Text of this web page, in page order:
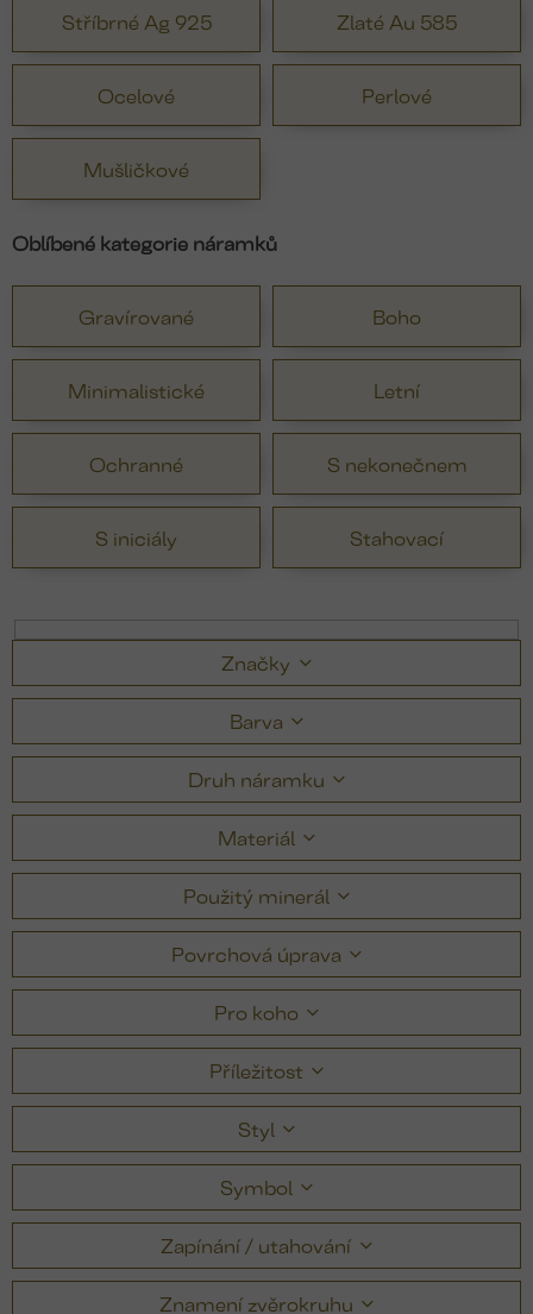
Stříbrné Ag 925 Zlaté Au 585
Ocelové Perlové
Mušličkové
Oblíbené kategorie náramků
Gravírované Boho
Minimalistické Letní
Ochranné S nekonečnem
S iniciály Stahovací
Značky
Barva
Druh náramku
Materiál
Použitý minerál
Povrchová úprava
Pro koho
Příležitost
Styl
Symbol
Zapínání / utahování
Znamení zvěrokruhu